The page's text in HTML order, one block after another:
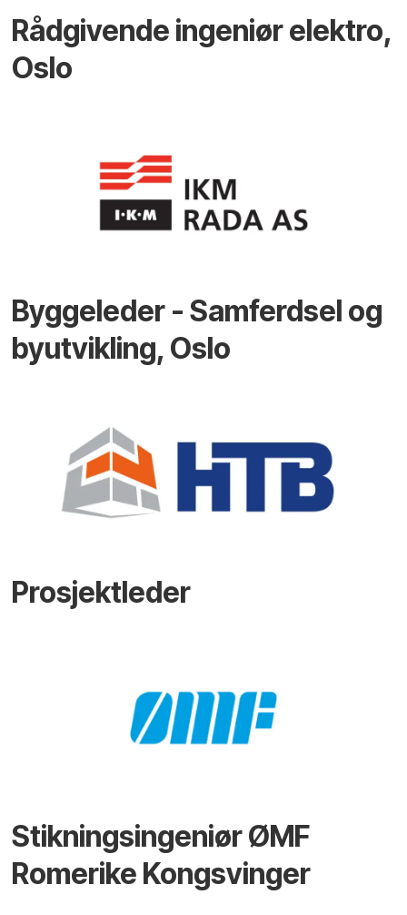
Rådgivende ingeniør elektro,
Oslo
Byggeleder - Samferdsel og
byutvikling, Oslo
Prosjektleder
Stikningsingeniør ØMF
Romerike Kongsvinger